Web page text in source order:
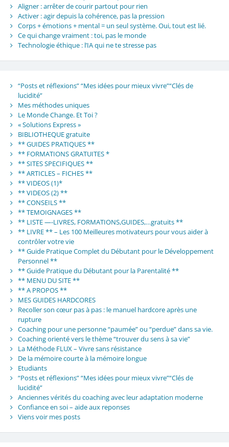
Aligner : arrêter de courir partout pour rien
Activer : agir depuis la cohérence, pas la pression
Corps + émotions + mental = un seul système. Oui, tout est lié.
Ce qui change vraiment : toi, pas le monde
Technologie éthique : l’IA qui ne te stresse pas
“Posts et réflexions” “Mes idées pour mieux vivre”“Clés de
lucidité”
Mes méthodes uniques
Le Monde Change. Et Toi ?
« Solutions Express »
BIBLIOTHEQUE gratuite
** GUIDES PRATIQUES **
** FORMATIONS GRATUITES *
** SITES SPECIFIQUES **
** ARTICLES – FICHES **
** VIDEOS (1)*
** VIDEOS (2) **
** CONSEILS **
** TEMOIGNAGES **
** LISTE —-LIVRES, FORMATIONS,GUIDES,…gratuits **
** LIVRE ** – Les 100 Meilleures motivateurs pour vous aider à
contrôler votre vie
** Guide Pratique Complet du Débutant pour le Développement
Personnel **
** Guide Pratique du Débutant pour la Parentalité **
** MENU DU SITE **
** A PROPOS **
MES GUIDES HARDCORES
Recoller son cœur pas à pas : le manuel hardcore après une
rupture
Coaching pour une personne “paumée” ou “perdue” dans sa vie.
Coaching orienté vers le thème “trouver du sens à sa vie”
La Méthode FLUX – Vivre sans résistance
De la mémoire courte à la mémoire longue
Etudiants
“Posts et réflexions” “Mes idées pour mieux vivre”“Clés de
lucidité”
Anciennes vérités du coaching avec leur adaptation moderne
Confiance en soi – aide aux reponses
Viens voir mes posts